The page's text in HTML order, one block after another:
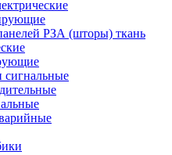
РЗА (шторы) ткань
сигнальные